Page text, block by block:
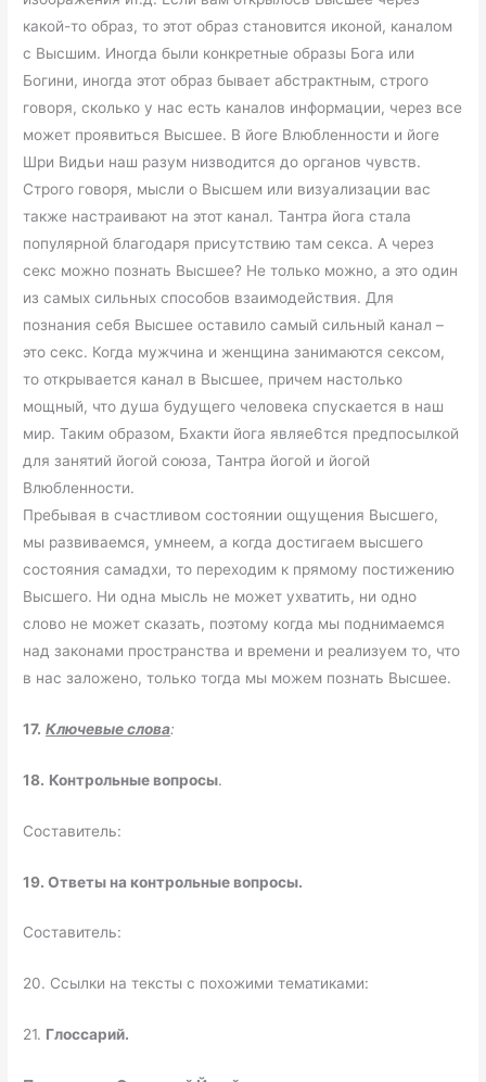
какой-то образ, то этот образ становится иконой, каналом
с Высшим. Иногда были конкретные образы Бога или
Богини, иногда этот образ бывает абстрактным, строго
говоря, сколько у нас есть каналов информации, через все
может проявиться Высшее. В йоге Влюбленности и йоге
Шри Видьи наш разум низводится до органов чувств.
Строго говоря, мысли о Высшем или визуализации вас
также настраивают на этот канал. Тантра йога стала
популярной благодаря присутствию там секса. А через
секс можно познать Высшее? Не только можно, а это один
из самых сильных способов взаимодействия. Для
познания себя Высшее оставило самый сильный канал –
это секс. Когда мужчина и женщина занимаются сексом,
то открывается канал в Высшее, причем настолько
мощный, что душа будущего человека спускается в наш
мир. Таким образом, Бхакти йога являе6тся предпосылкой
для занятий йогой союза, Тантра йогой и йогой
Влюбленности.
Пребывая в счастливом состоянии ощущения Высшего,
мы развиваемся, умнеем, а когда достигаем высшего
состояния самадхи, то переходим к прямому постижению
Высшего. Ни одна мысль не может ухватить, ни одно
слово не может сказать, поэтому когда мы поднимаемся
над законами пространства и времени и реализуем то, что
в нас заложено, только тогда мы можем познать Высшее.
17. Ключевые слова:
18. Контрольные вопросы.
Составитель:
19.Ответы на контрольные вопросы.
Составитель:
20. Ссылки на тексты с похожими тематиками:
21. Глоссарий.